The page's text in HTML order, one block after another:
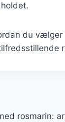
du
rosmarin: